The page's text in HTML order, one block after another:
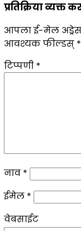
प्रतिक्रिया व्यक्त
आपला ई-मेल अड्रेस
आवश्यक फील्डस् *
टिप्पणी *
नाव *
ईमेल *
वेबसाईट